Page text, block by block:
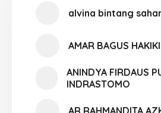
alvina bintang
AMAR BAGUS HAKIKI
ANINDYA FIRDAUS
INDRASTOMO
AR RAHMANDITA